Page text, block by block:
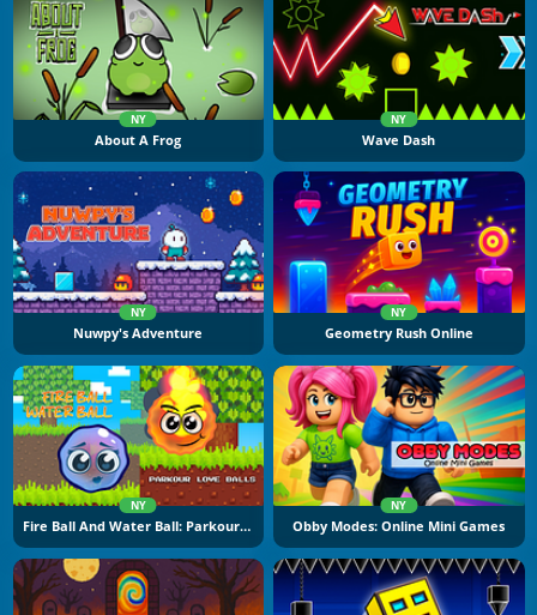
NY
About A Frog
NY
Wave Dash
NY
Nuwpy's Adventure
NY
Geometry Rush Online
NY
Fire Ball And Water Ball: Parkour Love Balls
NY
Obby Modes: Online Mini Games